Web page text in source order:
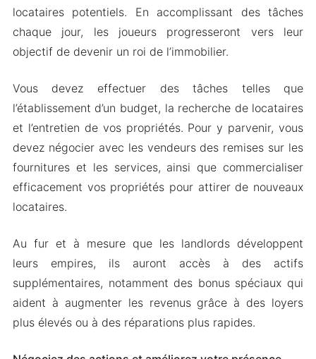
locataires potentiels. En accomplissant des tâches
chaque jour, les joueurs progresseront vers leur
objectif de devenir un roi de l’immobilier.
Vous devez effectuer des tâches telles que
l’établissement d’un budget, la recherche de locataires
et l’entretien de vos propriétés. Pour y parvenir, vous
devez négocier avec les vendeurs des remises sur les
fournitures et les services, ainsi que commercialiser
efficacement vos propriétés pour attirer de nouveaux
locataires.
Au fur et à mesure que les landlords développent
leurs empires, ils auront accès à des actifs
supplémentaires, notamment des bonus spéciaux qui
aident à augmenter les revenus grâce à des loyers
plus élevés ou à des réparations plus rapides.